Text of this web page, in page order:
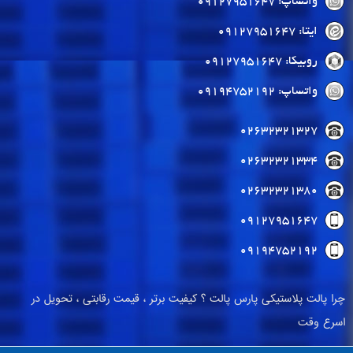
ایتا: 09127951647
روبیکا: 09127951647
واتساپ: 09194752192
02632321327
02632321334
02632321380
09127951647
09194752192
چرا پالت پلاستیکی پارس پالت ؟ کیفیت برتر ، قیمت رقابتی ، تحویل در
اسرع وقت